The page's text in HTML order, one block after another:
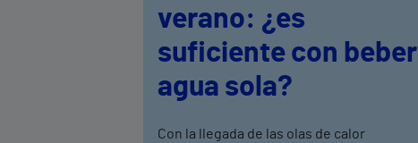
verano: ¿es
suficiente con beber
agua sola?
Con la llegada de las olas de calor